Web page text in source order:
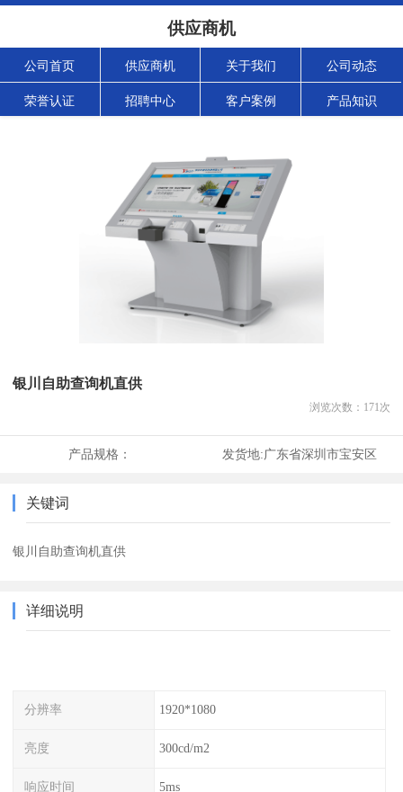
供应商机
公司首页 供应商机 关于我们 公司动态
荣誉认证 招聘中心 客户案例 产品知识
银川自助查询机直供
浏览次数： 171次
产品规格： 发货地:广东省深圳市宝安区
关键词
银川自助查询机直供
详细说明
分辨率 1920*1080
亮度 300cd/m2
响应时间 5ms